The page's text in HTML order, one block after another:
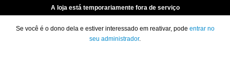
A loja está temporariamente fora de serviço
Se você é o dono dela e estiver interessado em reativar, pode entrar no
seu administrador.